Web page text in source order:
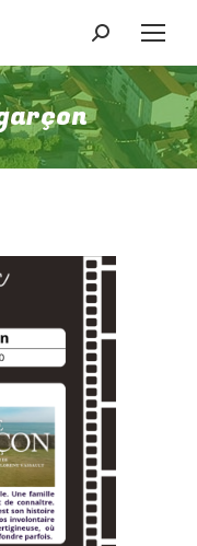
Recherche
: